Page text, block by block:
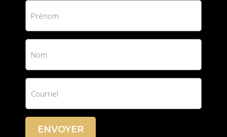
ENVOYER